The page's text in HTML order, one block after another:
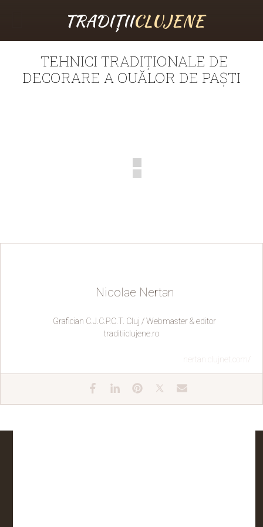
TRADIȚIICLUJENE
TEHNICI TRADIȚIONALE DE
DECORARE A OUĂLOR DE PAȘTI
Nicolae Nertan
Grafician C.J.C.P.C.T. Cluj / Webmaster & editor
traditiiclujene.ro
nertan.clujnet.com/